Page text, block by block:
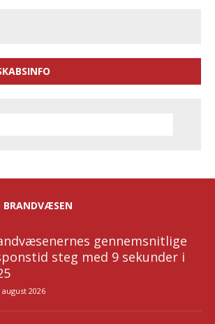
BRANDVÆSEN
gennemsnitlige
steg med 9 sekunder i
august 2026